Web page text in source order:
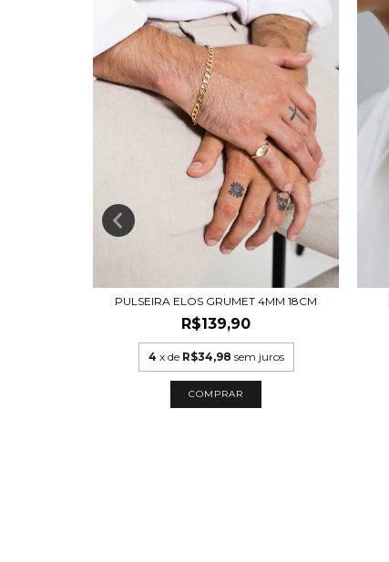
PULSEIRA ELOS GRUMET 4MM 18CM
R$139,90
4 x de R$34,98 sem juros
COMPRAR